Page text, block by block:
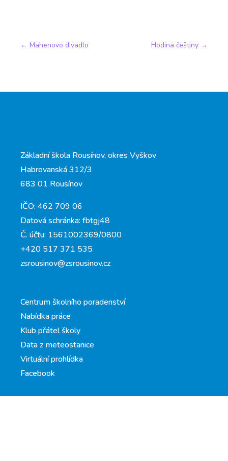
← Mahenovo divadlo Hodina češtiny →
Základní škola Rousínov, okres Vyškov
Habrovanská 312/3
683 01 Rousínov
IČO: 462 709 06
Datová schránka: fbtgj48
Č. účtu: 1561002369/0800
+420 517 371 535
zsrousinov@zsrousinov.cz
Centrum školního poradenství
Nabídka práce
Klub přátel školy
Data z meteostanice
Virtuální prohlídka
Facebook